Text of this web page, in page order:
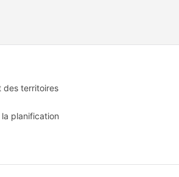
des territoires
planification